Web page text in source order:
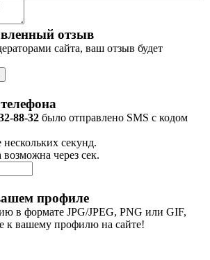
отзыв
сайта, ваш отзыв будет
88-32 было отправлено SMS с кодом
секунд.
возможна через сек.
профиле
в формате JPG/JPEG, PNG или GIF,
к вашему профилю на сайте!